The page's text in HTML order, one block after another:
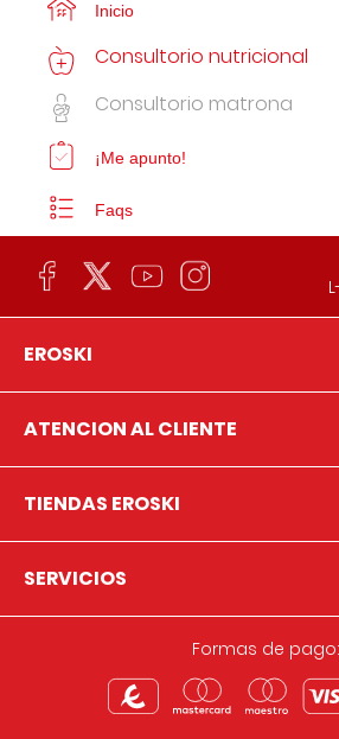
Inicio
Consultorio nutricional
Consultorio matrona
¡Me apunto!
Faqs
EROSKI
ATENCION AL CLIENTE
TIENDAS EROSKI
SERVICIOS
Formas de pago: